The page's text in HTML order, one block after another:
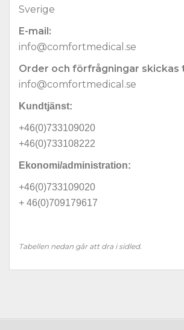
Sverige
E-mail:
info@comfortmedical.se
Order och förfrågningar skickas
info@comfortmedical.se
Kundtjänst:
+46(0)733109020
+46(0)733108222
Ekonomi/administration:
+46(0)733109020
+ 46(0)709179617
Tabellen nedan går att dra i sidled.